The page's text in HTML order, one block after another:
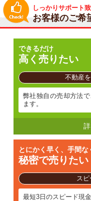
しっかりサポート
お客様のご希
できるだけ
高く売りたい
不動産
弊社独自の売却方法
ます。
とにかく早く、手間な
秘密で売りたい
ス
最短3日のスピード現